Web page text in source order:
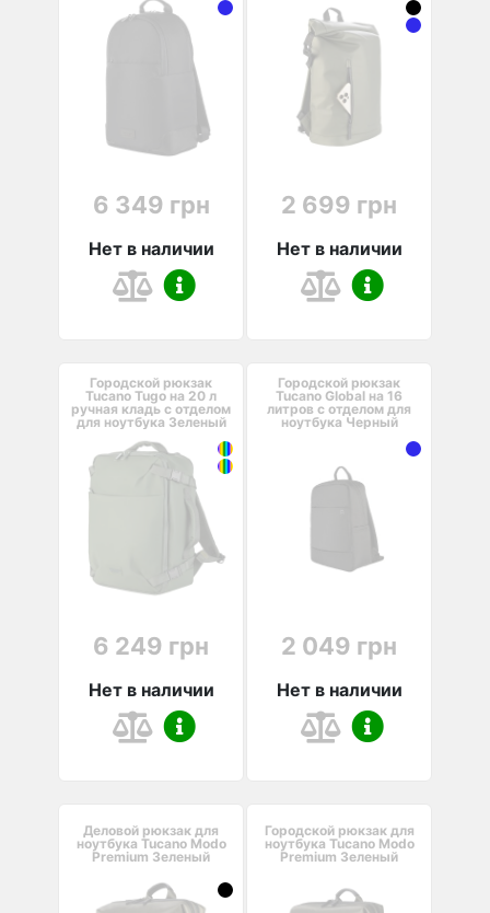
6 349 грн
Нет в наличии
2 699 грн
Нет в наличии
Городской рюкзак
Tucano Tugo на 20 л
ручная кладь с отделом
для ноутбука Зеленый
6 249 грн
Нет в наличии
Городской рюкзак
Tucano Global на 16
литров с отделом для
ноутбука Черный
2 049 грн
Нет в наличии
Деловой рюкзак для
ноутбука Tucano Modo
Premium Зеленый
Городской рюкзак для
ноутбука Tucano Modo
Premium Зеленый